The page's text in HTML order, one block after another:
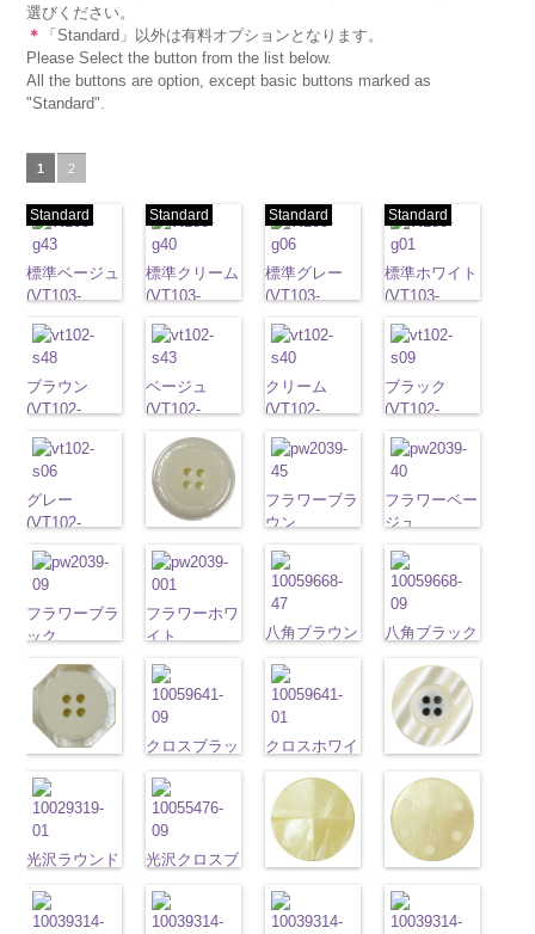
選びください。
＊
「Standard」以外は有料オプションとなります。
Please Select the button from the list below.
All the buttons are option, except basic buttons marked as
"Standard".
1 2
標準ベージュ
(VT103-
http://www.anys.co.jp/wp-
content/uploads/2013/04/vt103-
g43.jpg
VT103-G43
準 大ボタン
直径23mm／
小ボタン直径
18mm 0
Standard
標準クリーム
(VT103-
http://www.anys.co.jp/wp-
content/uploads/2013/04/vt103-
g40.jpg
VT103-G40
準 大ボタン
直径23mm／
小ボタン直径
18mm 0
Standard
標準グレー
(VT103-
http://www.anys.co.jp/wp-
content/uploads/2013/04/vt103-
g06.jpg
VT103-G06
大ボタン直径
23mm／小ボ
タン直径
18mm 0
Standard
標準ホワイト
(VT103-
http://
content/uploads/
g01.jpg
VT103-G01
準 大ボタン
直径23mm／
小ボタン直径
18mm 0
Standard
ブラウン
(VT102-
http://www.anys.co.jp/wp-
content/uploads/2013/04/vt102-
s48.jpg
VT102-S48
ボタン直径
23mm／小ボ
タン直径
18mm 4000
ベージュ
(VT102-
http://www.anys.co.jp/wp-
content/uploads/2013/04/vt102-
s43.jpg
VT102-S43
ボタン直径
23mm／小ボ
タン直径
18mm 4000
クリーム
(VT102-
http://www.anys.co.jp/wp-
content/uploads/2013/04/vt102-
s40.jpg
VT102-S40
ボタン直径
23mm／小ボ
タン直径
18mm 4000
ブラック
(VT102-
http://
content/uploads/
s09.jpg
VT102-S09
ボタン直径
23mm／小ボ
タン直径
18mm 4000
グレー
(VT102-
http://www.anys.co.jp/wp-
content/uploads/2013/04/vt102-
s06.jpg
VT102-S06
タン直径
23mm／小ボ
タン直径
18mm 4000
(VT102-
S01/SN)
http://www.anys.co.jp/wp-
content/uploads/2013/04/vt102-
VT102-S01
ホワイト 大
ボタン直径
23mm／小ボ
18mm
フラワーブラ
ウン
45/SN)
http://www.anys.co.jp/wp-
content/uploads/2013/04/pw2039-
45.jpg
ブラウン
ラワー 大ボ
タン直径
23mm／小ボ
18mm
4000
フラワーベー
ジュ
40/SN)
http://
content/uploads/
40.jpg
ベージュ フ
ラワー 大ボ
タン直径
23mm／小ボ
18mm
4000
フラワーブラ
ック
09/SN)
http://www.anys.co.jp/wp-
content/uploads/2013/04/pw2039-
09.jpg
ブラック
ラワー 大ボ
タン直径
23mm／小ボ
18mm
フラワーホワ
イト
001/SN)
http://www.anys.co.jp/wp-
content/uploads/2013/04/pw2039-
001.jpg
ホワイト
ラワー 大ボ
タン直径
23mm／小ボ
18mm
八角ブラウン
47/SN)
http://www.anys.co.jp/wp-
content/uploads/2013/04/10059668-
47.jpg
ブラウン
八
角 大ボタン
直径23mm／
小ボタン直径
八角ブラック
09/SN)
http://
content/uploads/
09.jpg
ブラック
八
角
大ボタン
直径23mm／
小ボタン直径
(10059668-
01/SN)
http://www.anys.co.jp/wp-
content/uploads/2013/04/10059668-
10059668-01
ホワイト 八
クロスブラッ
09/SN)
http://www.anys.co.jp/wp-
content/uploads/2013/04/10059641-
09.jpg
ブラック
ロス 大ボタ
クロスホワイ
01/SN)
http://www.anys.co.jp/wp-
content/uploads/2013/04/10059641-
01.jpg
ホワイト
ロス 大ボタ
クリーム
(10029319-
42/SN)
http://
42.jpg
10029319-42
光沢ラウンド
(10029319-
01/SN)
光沢クロスブ
(10055476-
09/SN)
ワイト
(10055476-
ワイト
(10059633-